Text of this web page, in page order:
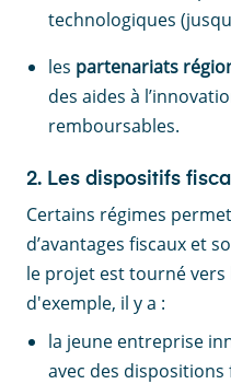
technologiques
les partenariats
des aides à
remboursables.
2. Les dispositifs
Certains régimes
d’avantages fiscaux et
le projet est tourné vers
d'exemple, il y a :
la jeune entreprise
avec des dispositions